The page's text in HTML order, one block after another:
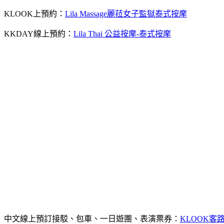
KLOOK上預約： Lila Massage麗菈女子監獄泰式按摩
KKDAY線上預約： Lila Thai 公益按摩-泰式按摩
中文線上預訂接駁、包車、一日遊團、表演票券： KLOOK客